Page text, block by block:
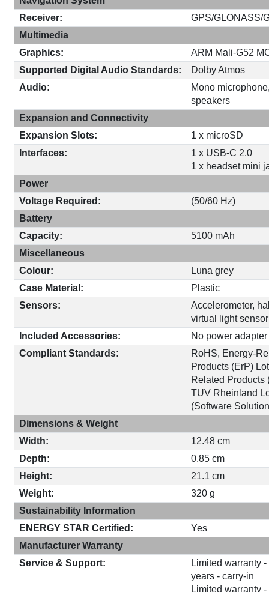
Receiver:
GPS/GLONASS/
Multimedia
Graphics:
ARM Mali-G52
Supported Digital Audio Standards:
Dolby Atmos
Audio:
Mono
speakers
Expansion and Connectivity
Expansion Slots:
1 x microSD
Interfaces:
1 x USB-C 2.0
1 x headset mini
Power
Voltage Required:
(50/60 Hz)
Battery
Capacity:
5100 mAh
Miscellaneous
Colour:
Luna grey
Case Material:
Plastic
Sensors:
Accelerometer,
virtual light sensor
Included Accessories:
No power adapter
Compliant Standards:
RoHS, Energy-
Products (ErP)
Related Products
TUV Rheinland
(Software
Dimensions & Weight
Width:
12.48 cm
Depth:
0.85 cm
Height:
21.1 cm
Weight:
320 g
Sustainability Information
ENERGY STAR Certified:
Yes
Manufacturer Warranty
Service & Support:
Limited warranty
years - carry-in
Limited warranty